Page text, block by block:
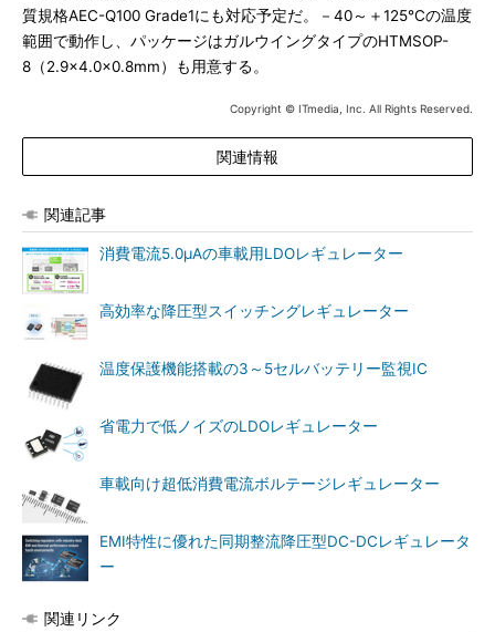
質規格AEC-Q100 Grade1にも対応予定だ。－40～＋125℃の温度
範囲で動作し、パッケージはガルウイングタイプのHTMSOP-
8（2.9×4.0×0.8mm）も用意する。
Copyright © ITmedia, Inc. All Rights Reserved.
関連情報
関連記事
消費電流5.0μAの車載用LDOレギュレーター
高効率な降圧型スイッチングレギュレーター
温度保護機能搭載の3～5セルバッテリー監視IC
省電力で低ノイズのLDOレギュレーター
車載向け超低消費電流ボルテージレギュレーター
EMI特性に優れた同期整流降圧型DC-DCレギュレータ
ー
関連リンク